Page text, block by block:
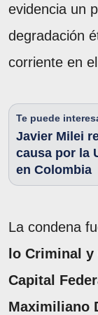
evidencia un
degradación
corriente en
Te puede
Javier Milei
causa por la
en Colombia
La condena
lo Criminal y
Capital
Maximiliano